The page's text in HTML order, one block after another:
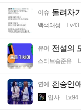
이슈 돌려차
백색왜성 Lv.43
유머 전설의
스티브승준유
연예 환승연
입사 Lv.94